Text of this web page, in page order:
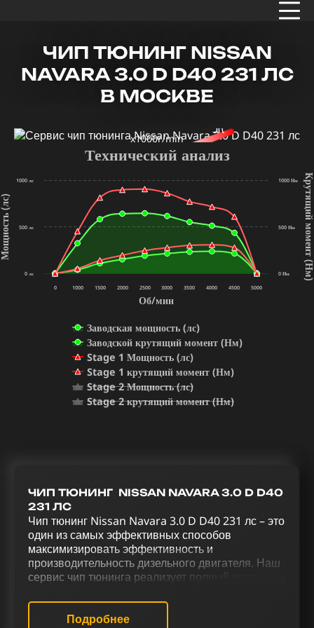
ЧИП ТЮНИНГ NISSAN
NAVARA 3.0 D D40 231 ЛС
В МОСКВЕ
x1000r/min
Об/мин
(лс)
Технический анализ
Заводская мощность (лс)
Заводской крутящий момент (Нм)
Stage 1 Мощность (лс)
Stage 1 крутящий момент (Нм)
Stage 2 Мощность (лс)
Stage 2 крутящий момент (Нм)
0 1000 1500 2000 2500 3000 3500 4000 4500 5000
0 лс
500 лс
1000 лс
0 Нм
500 Нм
1000 Нм
ЧИП ТЮНИНГ NISSAN NAVARA 3.0 D D40
231 ЛС
Чип тюнинг Nissan Navara 3.0 D D40 231 лс – это
один из самых эффективных способов
максимизировать эффективность и
производительность дизельного двигателя. Наш
сервис чип тюнинга реализует полный комплекс
возможностей Nissan Navara 3.0 D D40 231 лс.
Путем чип тюнинга (stage 1 и stage 2),
Подробнее